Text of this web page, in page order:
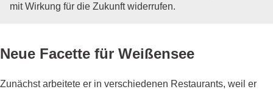
mit Wirkung für die Zukunft widerrufen.
Neue Facette für Weißensee
Zunächst arbeitete er in verschiedenen Restaurants, weil er